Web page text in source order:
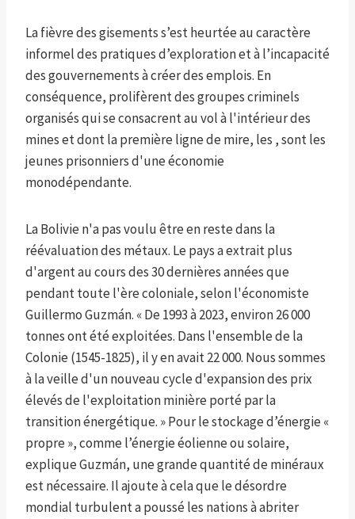
La fièvre des gisements s’est heurtée au caractère
informel des pratiques d’exploration et à l’incapacité
des gouvernements à créer des emplois. En
conséquence, prolifèrent des groupes criminels
organisés qui se consacrent au vol à l'intérieur des
mines et dont la première ligne de mire, les , sont les
jeunes prisonniers d'une économie
monodépendante.
La Bolivie n'a pas voulu être en reste dans la
réévaluation des métaux. Le pays a extrait plus
d'argent au cours des 30 dernières années que
pendant toute l'ère coloniale, selon l'économiste
Guillermo Guzmán. « De 1993 à 2023, environ 26 000
tonnes ont été exploitées. Dans l'ensemble de la
Colonie (1545-1825), il y en avait 22 000. Nous sommes
à la veille d'un nouveau cycle d'expansion des prix
élevés de l'exploitation minière porté par la
transition énergétique. » Pour le stockage d’énergie «
propre », comme l’énergie éolienne ou solaire,
explique Guzmán, une grande quantité de minéraux
est nécessaire. Il ajoute à cela que le désordre
mondial turbulent a poussé les nations à abriter